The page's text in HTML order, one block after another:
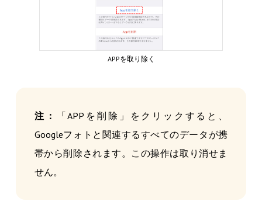
APPを取り除く
注：
「APPを削除」をクリックすると、
Googleフォトと関連するすべてのデータが携
帯から削除されます。この操作は取り消せま
せん。